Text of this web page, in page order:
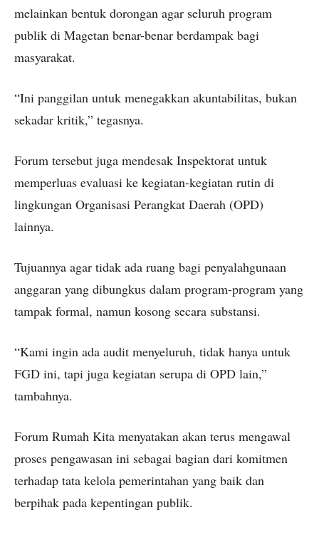
melainkan bentuk dorongan agar seluruh program
publik di Magetan benar-benar berdampak bagi
masyarakat.
“Ini panggilan untuk menegakkan akuntabilitas, bukan
sekadar kritik,” tegasnya.
Forum tersebut juga mendesak Inspektorat untuk
memperluas evaluasi ke kegiatan-kegiatan rutin di
lingkungan Organisasi Perangkat Daerah (OPD)
lainnya.
Tujuannya agar tidak ada ruang bagi penyalahgunaan
anggaran yang dibungkus dalam program-program yang
tampak formal, namun kosong secara substansi.
“Kami ingin ada audit menyeluruh, tidak hanya untuk
FGD ini, tapi juga kegiatan serupa di OPD lain,”
tambahnya.
Forum Rumah Kita menyatakan akan terus mengawal
proses pengawasan ini sebagai bagian dari komitmen
terhadap tata kelola pemerintahan yang baik dan
berpihak pada kepentingan publik.